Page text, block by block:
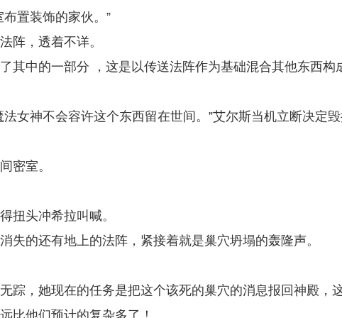
置装饰的家伙。”
阵，透着不详。
其中的一部分 ，这是以传送法阵作为基础混合其他东西构
女神不会容许这个东西留在世间。”艾尔斯当机立断决定
密室。
扭头冲希拉叫喊。
失的还有地上的法阵，紧接着就是巢穴坍塌的轰隆声。
踪，她现在的任务是把这个该死的巢穴的消息报回神殿，
比他们预计的复杂多了！